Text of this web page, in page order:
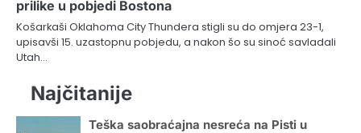
prilike u pobjedi Bostona
Košarkaši Oklahoma City Thundera stigli su do omjera 23-1,
upisavši 15. uzastopnu pobjedu, a nakon šo su sinoć savladali
Utah…
Najčitanije
Teška saobraćajna nesreća na Pisti u